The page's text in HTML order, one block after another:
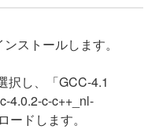
ストールします。
択し、「GCC-4.1
4.0.2-c-c++_nl-
ドします。